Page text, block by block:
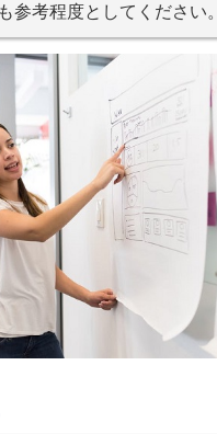
参考程度としてください。